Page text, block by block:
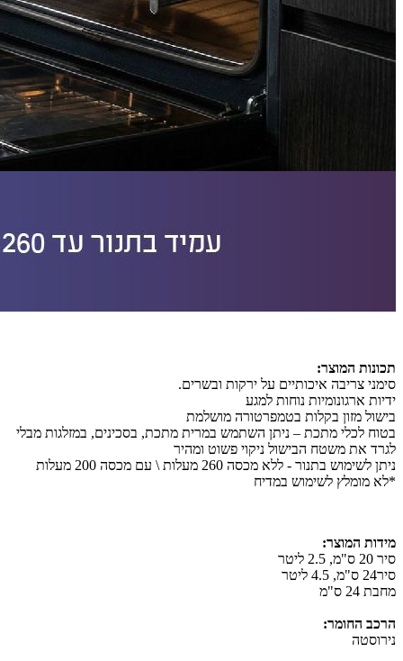
תכונות המוצר:
סימני צריבה איכותיים על ירקות ובשרים.
ידיות ארגונומיות נוחות למגע
בישול מזון בקלות בטמפרטורה מושלמת
בטוח לכלי מתכת – ניתן השתמש במרית מתכת, בסכינים, במזלגות מבלי
לגרד את משטח הבישול ניקוי פשוט ומהיר
ניתן לשימוש בתנור - ללא מכסה 260 מעלות \ עם מכסה 200 מעלות
*לא מומלץ לשימוש במדיח
מידות המוצר:
סיר 20 ס"מ, 2.5 ליטר
סיר24 ס"מ, 4.5 ליטר
מחבת 24 ס"מ
הרכב החומר:
נירוסטה